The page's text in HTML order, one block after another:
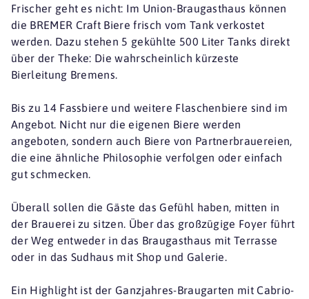
Frischer geht es nicht: Im Union-Braugasthaus können
die BREMER Craft Biere frisch vom Tank verkostet
werden. Dazu stehen 5 gekühlte 500 Liter Tanks direkt
über der Theke: Die wahrscheinlich kürzeste
Bierleitung Bremens.
Bis zu 14 Fassbiere und weitere Flaschenbiere sind im
Angebot. Nicht nur die eigenen Biere werden
angeboten, sondern auch Biere von Partnerbrauereien,
die eine ähnliche Philosophie verfolgen oder einfach
gut schmecken.
Überall sollen die Gäste das Gefühl haben, mitten in
der Brauerei zu sitzen. Über das großzügige Foyer führt
der Weg entweder in das Braugasthaus mit Terrasse
oder in das Sudhaus mit Shop und Galerie.
Ein Highlight ist der Ganzjahres-Braugarten mit Cabrio-